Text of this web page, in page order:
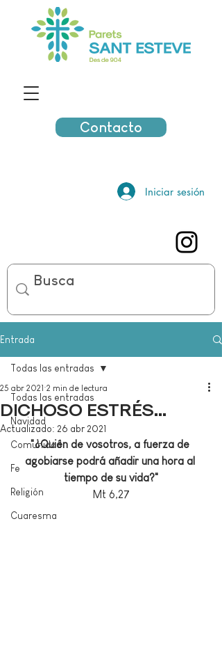
Iniciar sesión
Contacto
Entrada
Todas las entradas
Navidad
Comunidad
Fe
Religión
Cuaresma
Todas las entradas
DICHOSO ESTRÉS...
25 abr 2021 2 min de lectura
Actualizado: 26 abr 2021
"¿Quién de vosotros, a fuerza de
agobiarse podrá añadir una hora al
tiempo de su vida?"
Mt 6,27